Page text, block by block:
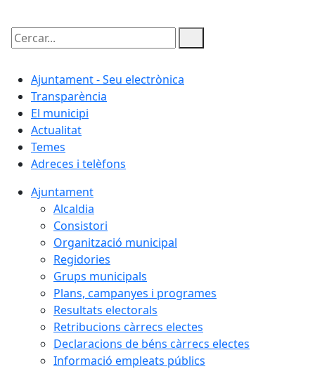
Cercar:
Ajuntament - Seu electrònica
Transparència
El municipi
Actualitat
Temes
Adreces i telèfons
Ajuntament
Alcaldia
Consistori
Organització municipal
Regidories
Grups municipals
Plans, campanyes i programes
Resultats electorals
Retribucions càrrecs electes
Declaracions de béns càrrecs electes
Informació empleats públics